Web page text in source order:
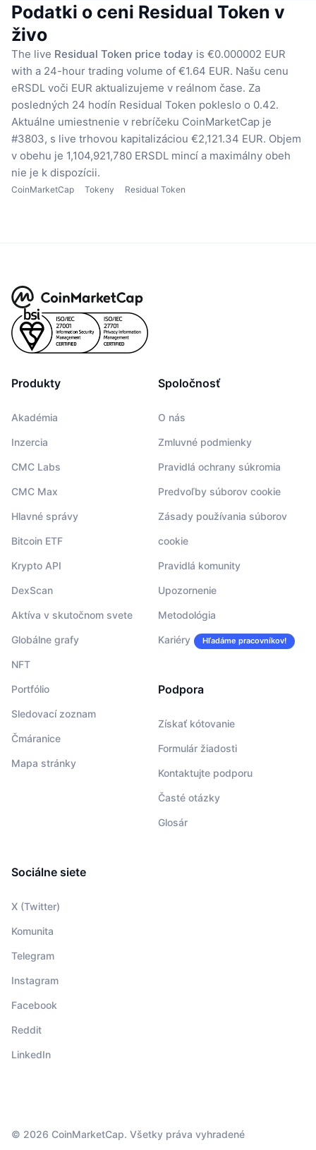
Podatki o ceni Residual Token v
živo
The live Residual Token price today is €0.000002 EUR
with a 24-hour trading volume of €1.64 EUR. Našu cenu
eRSDL voči EUR aktualizujeme v reálnom čase. Za
posledných 24 hodín Residual Token pokleslo o 0.42.
Aktuálne umiestnenie v rebríčeku CoinMarketCap je
#3803, s live trhovou kapitalizáciou €2,121.34 EUR. Objem
v obehu je 1,104,921,780 ERSDL mincí a maximálny obeh
nie je k dispozícii.
CoinMarketCap Tokeny Residual Token
Produkty
Akadémia
Inzercia
CMC Labs
CMC Max
Hlavné správy
Bitcoin ETF
Krypto API
DexScan
Aktíva v skutočnom svete
Globálne grafy
NFT
Portfólio
Sledovací zoznam
Čmáranice
Mapa stránky
Spoločnosť
O nás
Zmluvné podmienky
Pravidlá ochrany súkromia
Predvoľby súborov cookie
Zásady používania súborov
cookie
Pravidlá komunity
Upozornenie
Metodológia
Kariéry Hľadáme pracovníkov!
Podpora
Získať kótovanie
Formulár žiadosti
Kontaktujte podporu
Časté otázky
Glosár
Sociálne siete
X (Twitter)
Komunita
Telegram
Instagram
Facebook
Reddit
LinkedIn
© 2026 CoinMarketCap. Všetky práva vyhradené